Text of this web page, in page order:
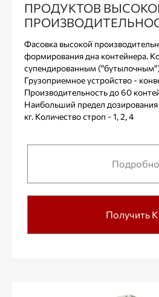
ПРОДУКТОВ
Фасовка высокой
формирования дна контейнера.
супендированным
Грузоприемное устройство -
Производительность до 60
Наибольший предел
кг. Количество строп - 1, 2, 4
Подробно
Получить